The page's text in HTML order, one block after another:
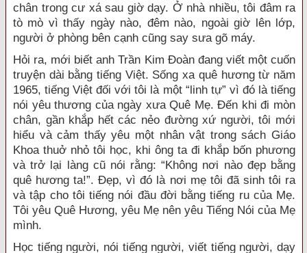
chân trong cư xá sau giờ dạy. Ở nhà nhiều, tôi đâm ra
tò mò vì thấy ngày nào, đêm nào, ngoài giờ lên lớp,
người ở phòng bên cạnh cũng say sưa gõ máy.
Hỏi ra, mới biết anh Trần Kim Đoàn đang viết một cuốn
truyện dài bằng tiếng Việt. Sống xa quê hương từ năm
1965, tiếng Việt đối với tôi là một “linh tự” vì đó là tiếng
nói yêu thương của ngày xưa Quê Mẹ. Đến khi đi mòn
chân, gần khắp hết các nẻo đường xứ người, tôi mới
hiểu và cảm thấy yêu một nhân vật trong sách Giáo
Khoa thuở nhỏ tôi học, khi ông ta đi khắp bốn phương
và trở lại làng cũ nói rằng: “Không nơi nào đẹp bằng
quê hương ta!”. Đẹp, vì đó là nơi mẹ tôi đã sinh tôi ra
và tập cho tôi tiếng nói đầu đời bằng tiếng ru của Mẹ.
Tôi yêu Quê Hương, yêu Mẹ nên yêu Tiếng Nói của Mẹ
mình.
Học tiếng người, nói tiếng người, viết tiếng người, dạy